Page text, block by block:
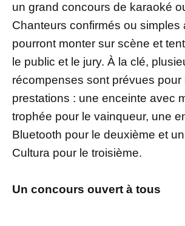
un grand concours de karaoké
Chanteurs confirmés ou simples
pourront monter sur scène et
le public et le jury. À la clé,
récompenses sont prévues pour
prestations : une enceinte avec
trophée pour le vainqueur, une
Bluetooth pour le deuxième et
Cultura pour le troisième.
Un concours ouvert à tous